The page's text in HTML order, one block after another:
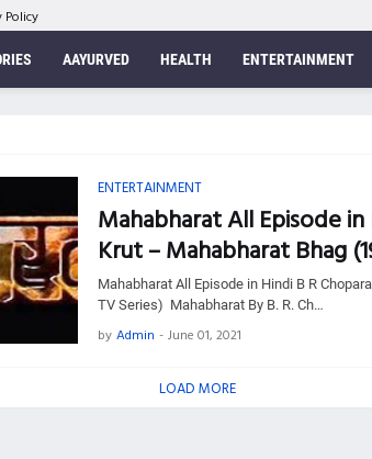
Policy
AAYURVED HEALTH ENTERTAINMENT
ENTERTAINMENT
Mahabharat All Episode in
Krut – Mahabharat Bhag
Mahabharat All Episode in Hindi B R
TV Series) Mahabharat By B. R. Ch…
by Admin - June 01, 2021
LOAD MORE